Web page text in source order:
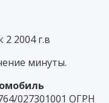
2004 г.в
минуты.
027301001 ОГРН